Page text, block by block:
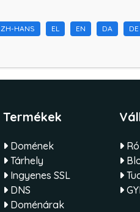
ZH-HANS EL EN DA DE
Termékek
Domének
Tárhely
Ingyenes SSL
DNS
Doménárak